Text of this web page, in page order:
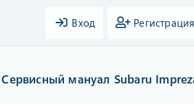
Вход Регистрация
Сервисный мануал Subaru